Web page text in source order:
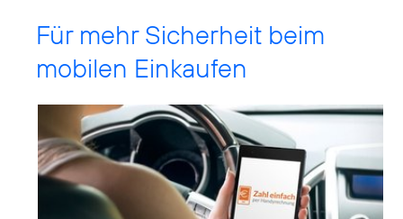
Für mehr Sicherheit beim
mobilen Einkaufen